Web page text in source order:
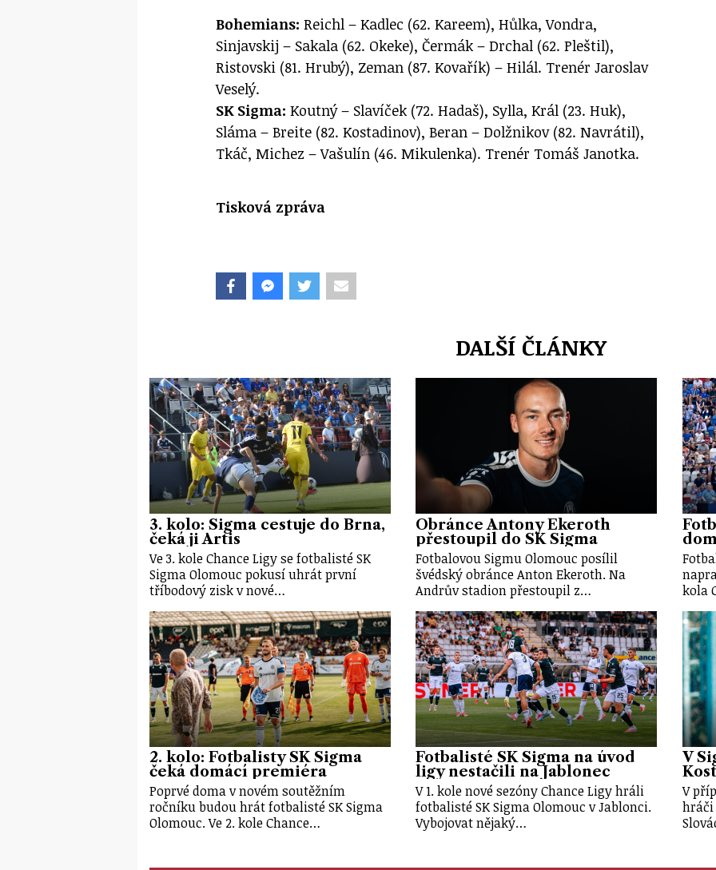
Bohemians: Reichl – Kadlec (62. Kareem), Hůlka, Vondra,
Sinjavskij – Sakala (62. Okeke), Čermák – Drchal (62. Pleštil),
Ristovski (81. Hrubý), Zeman (87. Kovařík) – Hilál. Trenér Jaroslav
Veselý.
SK Sigma: Koutný – Slavíček (72. Hadaš), Sylla, Král (23. Huk),
Sláma – Breite (82. Kostadinov), Beran – Dolžnikov (82. Navrátil),
Tkáč, Michez – Vašulín (46. Mikulenka). Trenér Tomáš Janotka.
Tisková zpráva
DALŠÍ ČLÁNKY
3. kolo: Sigma cestuje do Brna,
čeká ji Artis
Ve 3. kole Chance Ligy se fotbalisté SK
Sigma Olomouc pokusí uhrát první
tříbodový zisk v nové…
Obránce Antony Ekeroth
přestoupil do SK Sigma
Fotbalovou Sigmu Olomouc posílil
švédský obránce Anton Ekeroth. Na
Andrův stadion přestoupil z…
kola
2. kolo: Fotbalisty SK Sigma
čeká domácí premiéra
Poprvé doma v novém soutěžním
ročníku budou hrát fotbalisté SK Sigma
Olomouc. Ve 2. kole Chance…
Fotbalisté SK Sigma na úvod
ligy nestačili na Jablonec
V 1. kole nové sezóny Chance Ligy hráli
fotbalisté SK Sigma Olomouc v Jablonci.
Vybojovat nějaký…
V
V
hráči